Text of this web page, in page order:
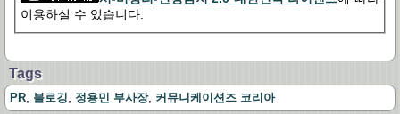
이용하실 수 있습니다.
Tags
PR 블로깅 정용민 부사장, 커뮤니케이션즈 코리아